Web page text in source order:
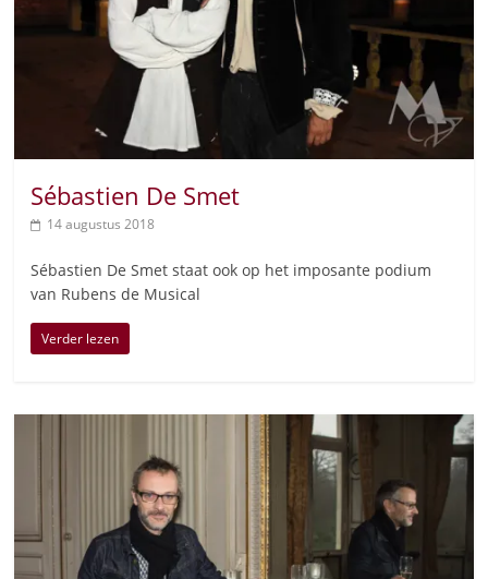
Sébastien De Smet
14 augustus 2018
Sébastien De Smet staat ook op het imposante podium
van Rubens de Musical
Verder lezen